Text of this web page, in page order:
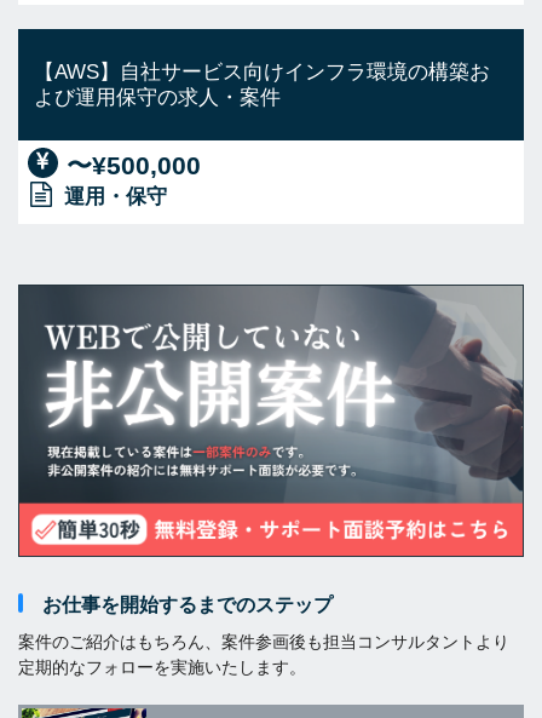
【AWS】自社サービス向けインフラ環境の構築お
よび運用保守の求人・案件
〜¥500,000
運用・保守
お仕事を開始するまでのステップ
案件のご紹介はもちろん、案件参画後も担当コンサルタントより
定期的なフォローを実施いたします。